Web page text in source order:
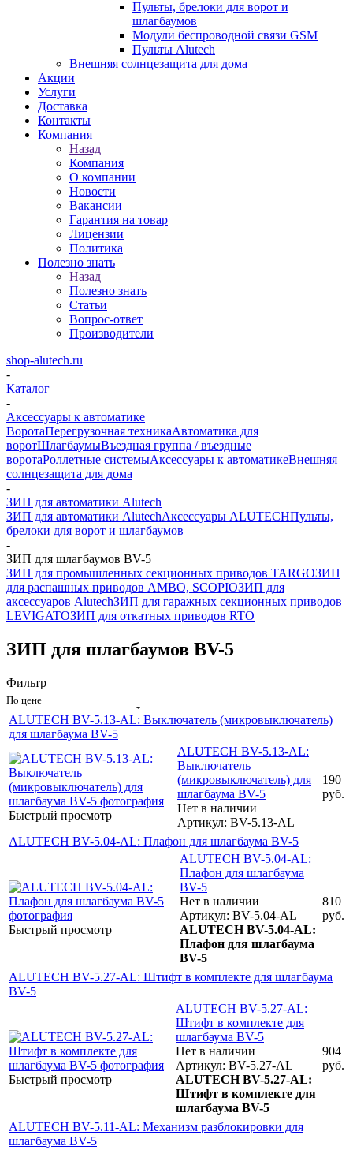
Пульты, брелоки для ворот и
шлагбаумов
Модули беспроводной связи GSM
Пульты Alutech
Внешняя солнцезащита для дома
Акции
Услуги
Доставка
Контакты
Компания
Назад
Компания
О компании
Новости
Вакансии
Гарантия на товар
Лицензии
Политика
Полезно знать
Назад
Полезно знать
Статьи
Вопрос-ответ
Производители
shop-alutech.ru
-
Каталог
-
Аксессуары к автоматике
ВоротаПерегрузочная техникаАвтоматика для
воротШлагбаумыВъездная группа / въездные
воротаРоллетные системыАксессуары к автоматикеВнешняя
солнцезащита для дома
-
ЗИП для автоматики Alutech
ЗИП для автоматики AlutechАксессуары ALUTECHПульты,
брелоки для ворот и шлагбаумов
-
ЗИП для шлагбаумов BV-5
ЗИП для промышленных секционных приводов TARGOЗИП
для распашных приводов AMBO, SCOPIOЗИП для
аксессуаров AlutechЗИП для гаражных секционных приводов
LEVIGATOЗИП для откатных приводов RTO
ЗИП для шлагбаумов BV-5
Фильтр
По цене
ALUTECH BV-5.13-AL: Выключатель (микровыключатель)
для шлагбаума BV-5
Быстрый просмотр
ALUTECH BV-5.13-AL:
Выключатель
(микровыключатель) для
шлагбаума BV-5
Нет в наличии
Артикул: BV-5.13-AL
190
руб.
ALUTECH BV-5.04-AL: Плафон для шлагбаума BV-5
Быстрый просмотр
ALUTECH BV-5.04-AL:
Плафон для шлагбаума
BV-5
Нет в наличии
Артикул: BV-5.04-AL
ALUTECH BV-5.04-AL:
Плафон для шлагбаума
BV-5
810
руб.
ALUTECH BV-5.27-AL: Штифт в комплекте для шлагбаума
BV-5
Быстрый просмотр
ALUTECH BV-5.27-AL:
Штифт в комплекте для
шлагбаума BV-5
Нет в наличии
Артикул: BV-5.27-AL
ALUTECH BV-5.27-AL:
Штифт в комплекте для
шлагбаума BV-5
904
руб.
ALUTECH BV-5.11-AL: Механизм разблокировки для
шлагбаума BV-5